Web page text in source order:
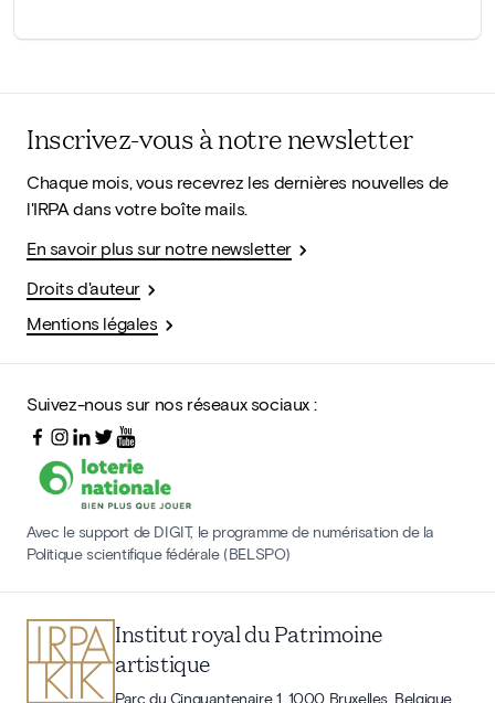
Inscrivez-vous à notre newsletter
Chaque mois, vous recevrez les dernières nouvelles de
l'IRPA dans votre boîte mails.
En savoir plus sur notre newsletter
Droits d'auteur
Mentions légales
Suivez-nous sur nos réseaux sociaux :
Avec le support de DIGIT, le programme de numérisation de la
Politique scientifique fédérale (BELSPO)
Institut royal du Patrimoine
artistique
Parc du Cinquantenaire 1, 1000 Bruxelles, Belgique